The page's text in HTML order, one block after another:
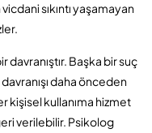
sıkıntı yaşamayan
davranıştır. Başka bir suç
daha önceden
kişisel kullanıma hizmet
verilebilir. Psikolog